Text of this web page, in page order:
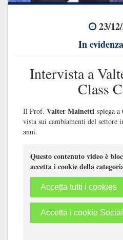
23/
In evidenza
Intervista a
Class
Il Prof. Valter Mainetti spiega
vista sui cambiamenti del settore
anni.
Questo contenuto video è
accetta i cookie della
Accetta tutti i cookies
Accetta i cookie